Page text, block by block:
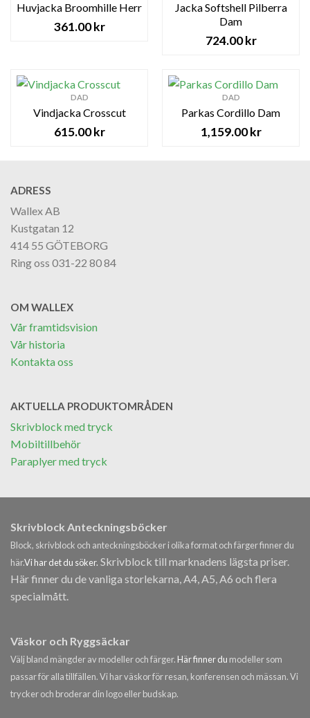
Huvjacka Broomhille Herr
361.00kr
Jacka Softshell Pilberra
Dam
724.00kr
DAD
Vindjacka Crosscut
615.00kr
DAD
Parkas Cordillo Dam
1,159.00kr
ADRESS
Wallex AB
Kustgatan 12
414 55 GÖTEBORG
Ring oss 031-22 80 84
OM WALLEX
Vår framtidsvision
Vår historia
Kontakta oss
AKTUELLA PRODUKTOMRÅDEN
Skrivblock med tryck
Mobiltillbehör
Paraplyer med tryck
Skrivblock Anteckningsböcker
Block, skrivblock och anteckningsböcker i olika format och färger finner du
här.Vi har det du söker. Skrivblock till marknadens lägsta priser.
Här finner du de vanliga storlekarna, A4, A5, A6 och flera
specialmått.
Väskor och Ryggsäckar
Välj bland mängder av modeller och färger. Här finner du modeller som
passar för alla tillfällen. Vi har väskor för resan, konferensen och mässan. Vi
trycker och broderar din logo eller budskap.